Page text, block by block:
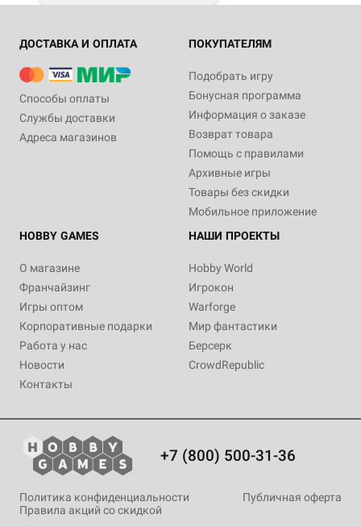
ДОСТАВКА И ОПЛАТА
Способы оплаты
Службы доставки
Адреса магазинов
ПОКУПАТЕЛЯМ
Подобрать игру
Бонусная программа
Информация о заказе
Возврат товара
Помощь с правилами
Архивные игры
Товары без скидки
Мобильное приложение
HOBBY GAMES
О магазине
Франчайзинг
Игры оптом
Корпоративные подарки
Работа у нас
Новости
Контакты
НАШИ ПРОЕКТЫ
Hobby World
Игрокон
Warforge
Мир фантастики
Берсерк
CrowdRepublic
+7 (800) 500-31-36
Политика конфиденциальности
Публичная оферта
Правила акций со скидкой